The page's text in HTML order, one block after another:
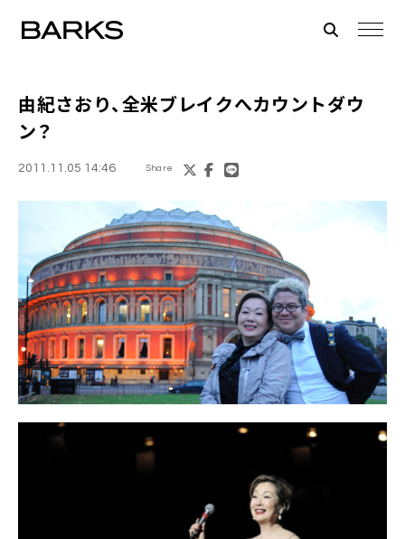
由紀さおり、全米ブレイクへカウントダウ
ン？
2011.11.05 14:46 Share